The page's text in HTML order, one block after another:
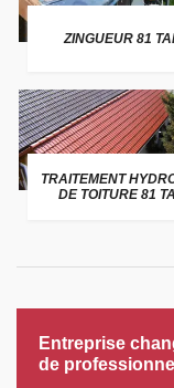
ZINGUEUR 81
TRAITEMENT
DE TOITURE 81
Entreprise
de professionnel